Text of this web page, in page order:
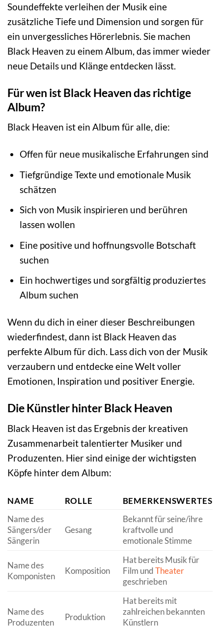
Soundeffekte verleihen der Musik eine
zusätzliche Tiefe und Dimension und sorgen für
ein unvergessliches Hörerlebnis. Sie machen
Black Heaven zu einem Album, das immer wieder
neue Details und Klänge entdecken lässt.
Für wen ist Black Heaven das richtige
Album?
Black Heaven ist ein Album für alle, die:
Offen für neue musikalische Erfahrungen sind
Tiefgründige Texte und emotionale Musik
schätzen
Sich von Musik inspirieren und berühren
lassen wollen
Eine positive und hoffnungsvolle Botschaft
suchen
Ein hochwertiges und sorgfältig produziertes
Album suchen
Wenn du dich in einer dieser Beschreibungen
wiederfindest, dann ist Black Heaven das
perfekte Album für dich. Lass dich von der Musik
verzaubern und entdecke eine Welt voller
Emotionen, Inspiration und positiver Energie.
Die Künstler hinter Black Heaven
Black Heaven ist das Ergebnis der kreativen
Zusammenarbeit talentierter Musiker und
Produzenten. Hier sind einige der wichtigsten
Köpfe hinter dem Album:
NAME ROLLE
BEMERKENSWERTES
Name des
Sängers/der
Sängerin
Gesang
Bekannt für seine/ihre
kraftvolle und
emotionale Stimme
Name des
Komponisten
Komposition
Hat bereits Musik für
Film undTheater
geschrieben
Name des
Produzenten
Produktion
Hat bereits mit
zahlreichen bekannten
Künstlern